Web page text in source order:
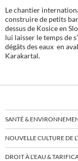
Le chantier
construire de petits
dessus de Kosice en
lui laisser le temps de
dégâts des eaux en
Karakartal.
SANTÉ &
NOUVELLE CULTURE DE
DROIT À L’EAU &